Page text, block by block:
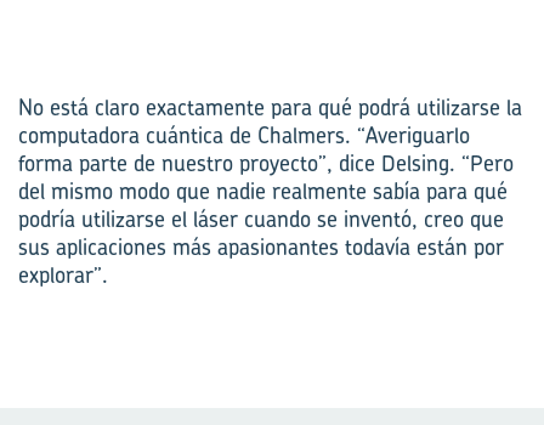
No está claro exactamente para qué podrá utilizarse la
computadora cuántica de Chalmers. “Averiguarlo
forma parte de nuestro proyecto”, dice Delsing. “Pero
del mismo modo que nadie realmente sabía para qué
podría utilizarse el láser cuando se inventó, creo que
sus aplicaciones más apasionantes todavía están por
explorar”.